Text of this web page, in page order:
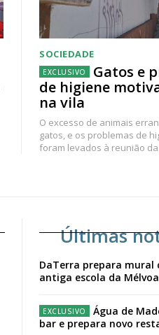
SOCIEDADE
Gatos e
de higiene
na vila
O excesso de animais
gatos, e os problemas de
foram levados à reunião
Últimas
DaTerra prepara
antiga escola da Mélvoa
Água de
bar e prepara novo